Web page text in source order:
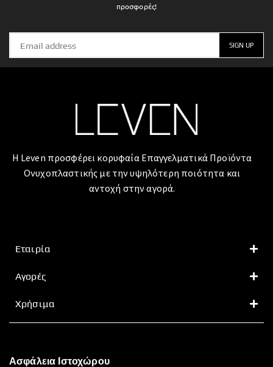
προσφορές!
Η Leven προσφέρει κορυφαία Επαγγελματικά Προϊόντα
Ονυχοπλαστικής με την υψηλότερη ποιότητα και
αντοχή στην αγορά.
Εταιρία
Αγορές
Χρήσιμα
Ασφάλεια Ιστοχώρου